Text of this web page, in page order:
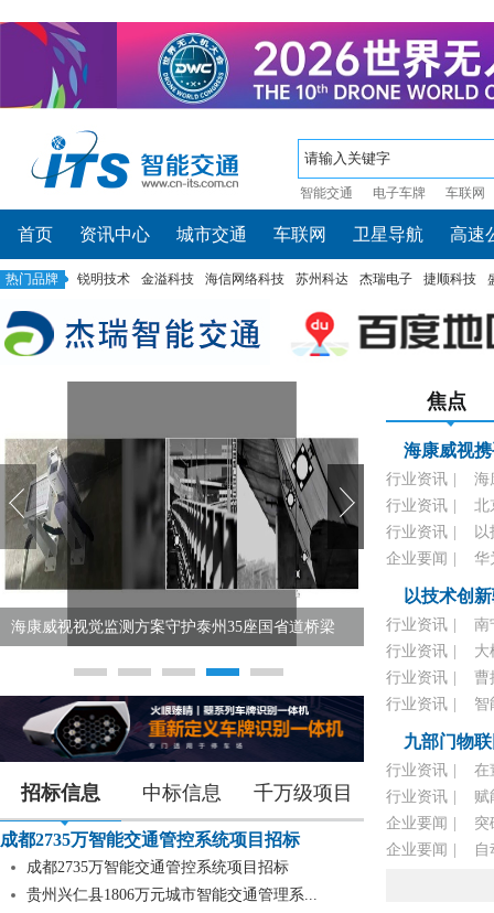
智能交通 电子车牌 车联网
首页 资讯中心 城市交通 车联网 卫星导航 高速
热门品牌 锐明技术 金溢科技 海信网络科技 苏州科达 杰瑞电子 捷顺科技
海康威视视觉监测方案守护泰州35座国省道桥梁
招标信息 中标信息 千万级项目
成都2735万智能交通管控系统项目招标
成都2735万智能交通管控系统项目招标
贵州兴仁县1806万元城市智能交通管理系...
焦点
海康威视
行业资讯
海
行业资讯
北
行业资讯
企业要闻
华
以技术创
行业资讯
南
行业资讯
大
行业资讯
曹
行业资讯
智
九部门物
行业资讯
在
行业资讯
赋
企业要闻
突
企业要闻